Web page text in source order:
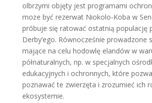
olbrzymi objęty jest programami
może być rezerwat Niokolo-Koba w
próbuje się ratować ostatnią populację
Derby’ego. Równocześnie prowadzone
mające na celu hodowlę elandów w
półnaturalnych, np. w specjalnych
edukacyjnych i ochronnych, które
poznawać te zwierzęta i zrozumieć ich
ekosystemie.